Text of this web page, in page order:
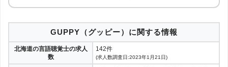
GUPPY（グッピー）に関する情報
北海道の言語聴覚士の求人
数
142件
(求人数調査日:2023年1月21日)